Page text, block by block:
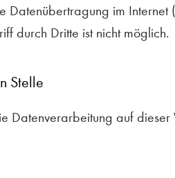
im Internet
durch Dritte ist nicht möglich.
Stelle
Datenverarbeitung auf dieser